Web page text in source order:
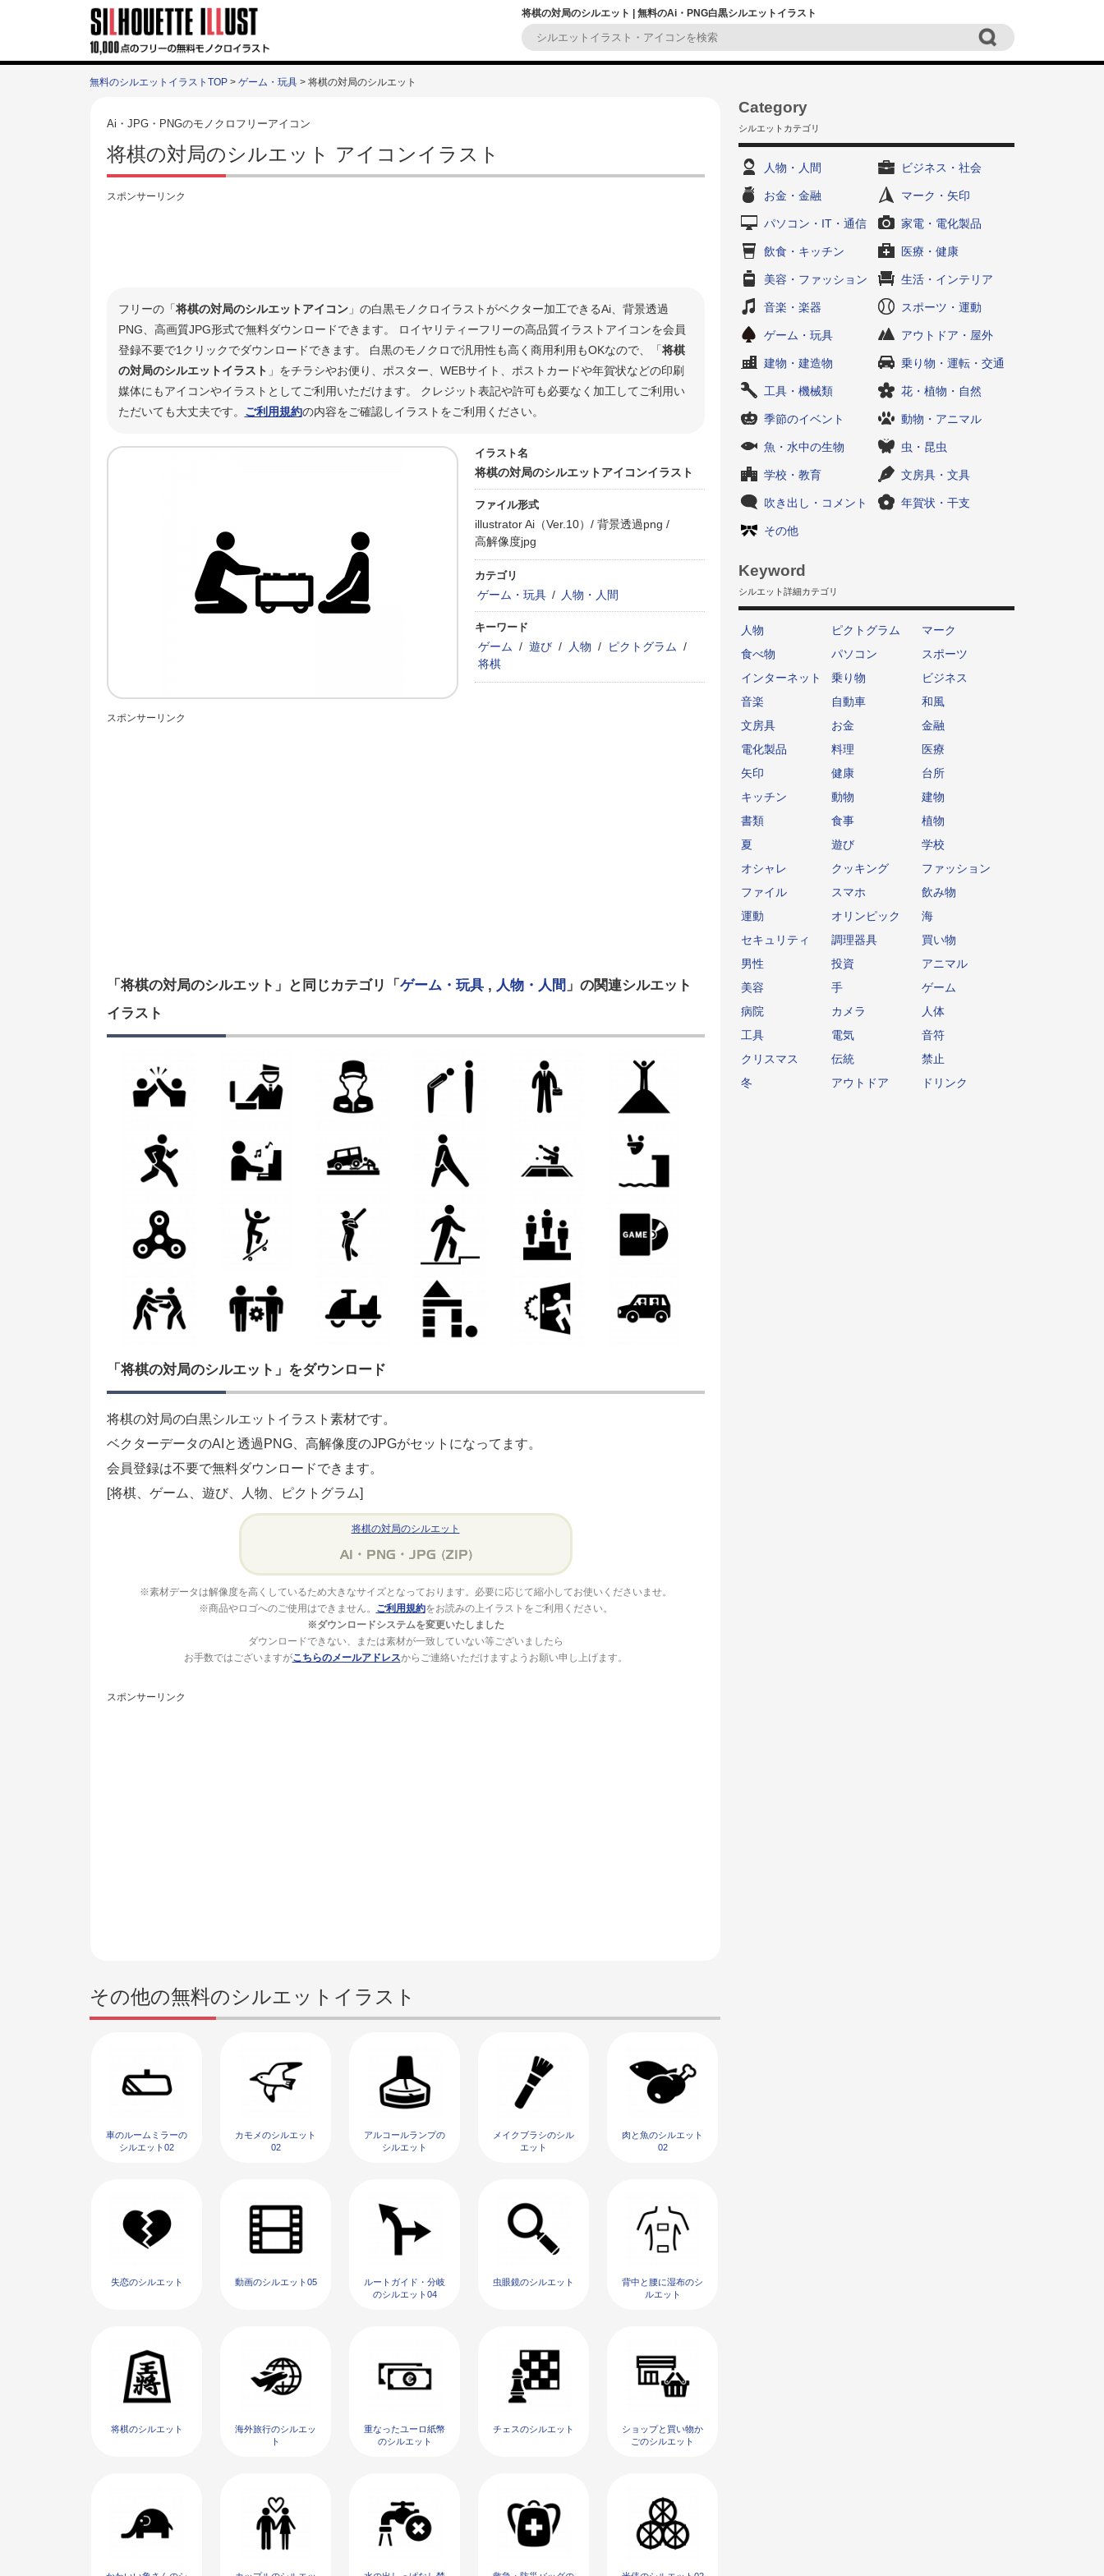
将棋の対局のシルエット | 無料のAi・PNG白黒シルエットイラスト
無料のシルエットイラストTOP > ゲーム・玩具 > 将棋の対局のシルエット
Ai・JPG・PNGのモノクロフリーアイコン
将棋の対局のシルエット アイコンイラスト
スポンサーリンク
フリーの「将棋の対局のシルエットアイコン」の白黒モノクロイラストがベクター加工できるAi、背景透過
PNG、高画質JPG形式で無料ダウンロードできます。 ロイヤリティーフリーの高品質イラストアイコンを会員
登録不要で1クリックでダウンロードできます。 白黒のモノクロで汎用性も高く商用利用もOKなので、「将棋
の対局のシルエットイラスト 」をチラシやお便り、ポスター、WEBサイト、ポストカードや年賀状などの印刷
媒体にもアイコンやイラストとしてご利用いただけます。 クレジット表記や許可も必要なく加工してご利用い
ただいても大丈夫です。 ご利用規約の内容をご確認しイラストをご利用ください。
イラスト名
将棋の対局のシルエットアイコンイラスト
ファイル形式
illustrator Ai（Ver.10）/ 背景透過png /
高解像度jpg
カテゴリ
ゲーム・玩具 / 人物・人間
キーワード
ゲーム / 遊び / 人物 / ピクトグラム
/
将棋
スポンサーリンク
「将棋の対局のシルエット」と同じカテゴリ「 ゲーム・玩具, 人物・人間 」の関連シルエット
イラスト
「将棋の対局のシルエット」をダウンロード
将棋の対局の白黒シルエットイラスト素材です。
ベクターデータのAIと透過PNG、高解像度のJPGがセットになってます。
会員登録は不要で無料ダウンロードできます。
[将棋、ゲーム、遊び、人物、ピクトグラム]
将棋の対局のシルエット
※素材データは解像度を高くしているため大きなサイズとなっております。必要に応じて縮小してお使いくださいませ。
※商品やロゴへのご使用はできません。
ご利用規約をお読みの上イラストをご利用ください。
※ダウンロードシステムを変更いたしました
ダウンロードできない、または素材が一致していない等ございましたら
お手数ではございますがこちらのメールアドレスからご連絡いただけますようお願い申し上げます。
スポンサーリンク
その他の無料のシルエットイラスト
車のルームミラーの
シルエット02
カモメのシルエット
02
アルコールランプの
シルエット
メイクブラシのシル
エット
肉と魚のシルエット
02
失恋のシルエット 動画のシルエット05
ルートガイド・分岐
のシルエット04
虫眼鏡のシルエット
背中と腰に湿布のシ
ルエット
将棋のシルエット
海外旅行のシルエッ
ト
重なったユーロ紙幣
のシルエット
チェスのシルエット
ショップと買い物か
ごのシルエット
Category
シルエットカテゴリ
人物・人間 ビジネス・社会
お金・金融 マーク・矢印
パソコン・IT・通信 家電・電化製品
飲食・キッチン 医療・健康
美容・ファッション 生活・インテリア
音楽・楽器 スポーツ・運動
ゲーム・玩具 アウトドア・屋外
建物・建造物 乗り物・運転・交通
工具・機械類 花・植物・自然
季節のイベント 動物・アニマル
魚・水中の生物 虫・昆虫
学校・教育 文房具・文具
吹き出し・コメント 年賀状・干支
その他
Keyword
シルエット詳細カテゴリ
人物 ピクトグラム
マーク
食べ物
パソコン
スポーツ
インターネット
乗り物
ビジネス
音楽
自動車
和風
文房具
お金
金融
電化製品
料理
医療
矢印
健康
台所
キッチン
動物
建物
書類
食事
植物
夏
遊び
学校
オシャレ
クッキング
ファッション
ファイル
スマホ
飲み物
運動
オリンピック
海
セキュリティ
調理器具
買い物
男性
投資
アニマル
美容
手
ゲーム
病院
カメラ
人体
工具
電気
音符
クリスマス
伝統
禁止
冬
アウトドア ドリンク